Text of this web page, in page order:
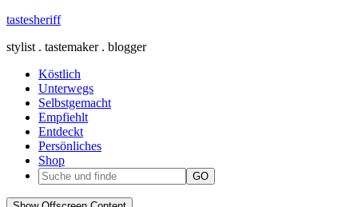
tastesheriff
stylist . tastemaker . blogger
Köstlich
Unterwegs
Selbstgemacht
Empfiehlt
Entdeckt
Persönliches
Shop